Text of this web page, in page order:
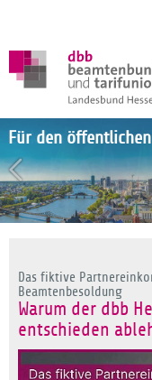
Einkommensrunde
Für den
Das fiktive
Beamtenbesoldung
Warum der dbb
entschieden